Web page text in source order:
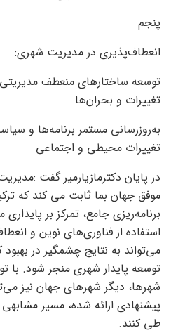
پنجم
انعطاف‌پذیری در مدیریت شهری:
توسعه ساختارهای منعطف
تغییرات و بحران‌ها
به‌روزرسانی مستمر برنامه‌ها و
تغییرات محیطی و اجتماعی
در پایان دکترمازیارمیر گفت
موفق جهان بما ثابت می کند که
برنامه‌ریزی جامع، تمرکز بر
استفاده از فناوری‌های نوین و
می‌تواند به نتایج چشمگیر در
توسعه پایدار شهری منجر شود. با
شهرها، دیگر شهرهای جهان نیز
پیشنهادی ارائه شده، مسیر
طی کنند.